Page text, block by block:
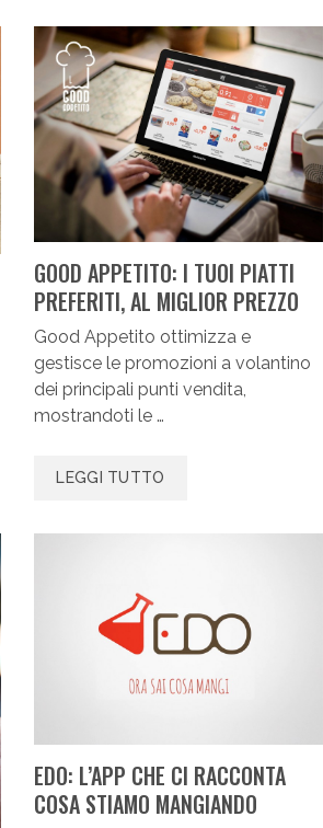
GOOD APPETITO: I TUOI PIATTI
PREFERITI, AL MIGLIOR PREZZO
Good Appetito ottimizza e
gestisce le promozioni a volantino
dei principali punti vendita,
mostrandoti le …
LEGGI TUTTO
EDO: L’APP CHE CI RACCONTA
COSA STIAMO MANGIANDO